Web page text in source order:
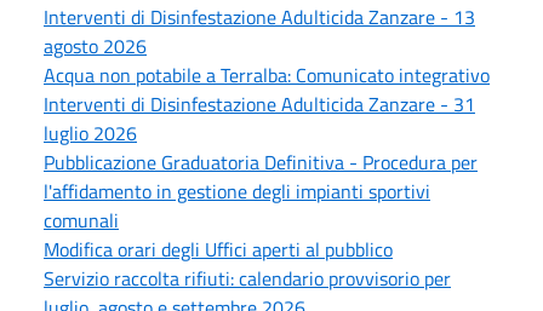
Interventi di Disinfestazione Adulticida Zanzare - 13
agosto 2026
Acqua non potabile a Terralba: Comunicato integrativo
Interventi di Disinfestazione Adulticida Zanzare - 31
luglio 2026
Pubblicazione Graduatoria Definitiva - Procedura per
l'affidamento in gestione degli impianti sportivi
comunali
Modifica orari degli Uffici aperti al pubblico
Servizio raccolta rifiuti: calendario provvisorio per